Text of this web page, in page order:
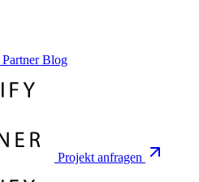
PartnerBlog
Projekt anfragen